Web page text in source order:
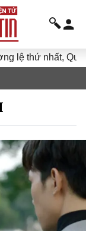
lệ thứ nhất, Quốc